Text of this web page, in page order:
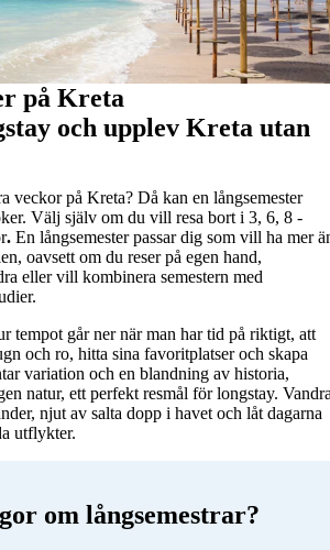
på Kreta
och upplev Kreta utan
veckor på Kreta? Då kan en långsemester
Välj själv om du vill resa bort i 3, 6, 8 -
. En långsemester passar dig som vill ha mer
oavsett om du reser på egen hand,
eller vill kombinera semestern med
tempot går ner när man har tid på riktigt, att
och ro, hitta sina favoritplatser och skapa
variation och en blandning av historia,
natur, ett perfekt resmål för longstay.
njut av salta dopp i havet och låt dagarna
utflykter.
om långsemestrar?